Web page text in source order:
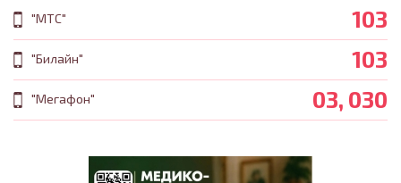
"МТС" 103
"Билайн" 103
"Мегафон" 03, 030